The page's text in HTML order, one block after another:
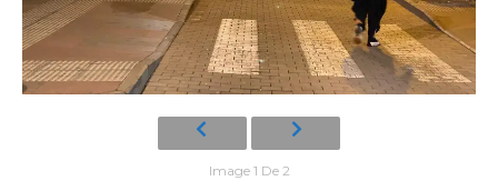
Image 1 De 2